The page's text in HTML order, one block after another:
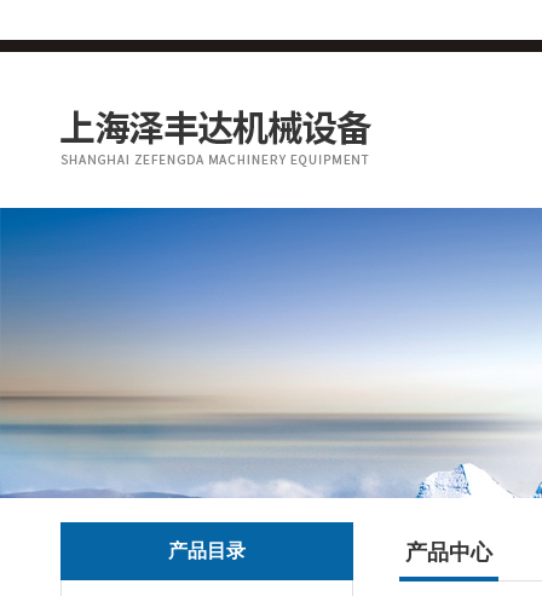
产品目录 产品中心